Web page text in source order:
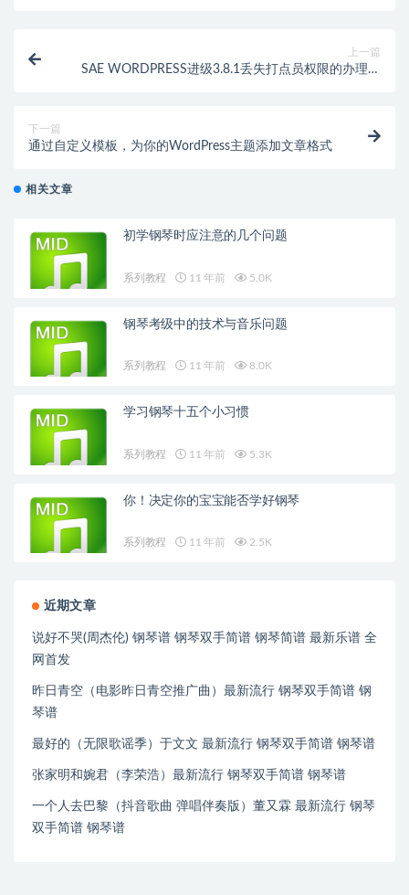
上一篇
SAE WORDPRESS进级3.8.1丢失打点员权限的办理步
下一篇
通过自定义模板，为你的WordPress主题添加文章格式
相关文章
初学钢琴时应注意的几个问题
系列教程 11 年前 5.0K
钢琴考级中的技术与音乐问题
系列教程 11 年前 8.0K
学习钢琴十五个小习惯
系列教程 11 年前 5.3K
你！决定你的宝宝能否学好钢琴
系列教程 11 年前 2.5K
近期文章
说好不哭(周杰伦) 钢琴谱 钢琴双手简谱 钢琴简谱 最新乐谱 全
网首发
昨日青空（电影昨日青空推广曲）最新流行 钢琴双手简谱 钢
琴谱
最好的（无限歌谣季）于文文 最新流行 钢琴双手简谱 钢琴谱
张家明和婉君（李荣浩）最新流行 钢琴双手简谱 钢琴谱
一个人去巴黎（抖音歌曲 弹唱伴奏版）董又霖 最新流行 钢琴
双手简谱 钢琴谱